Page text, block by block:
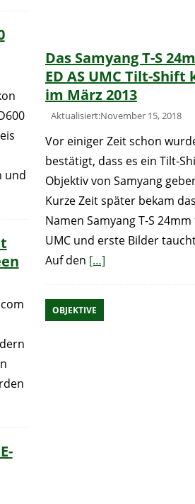
und
Das Samyang T-S
ED AS UMC Tilt-
im März 2013
Aktualisiert:November 15, 2018
Vor einiger Zeit schon
bestätigt, dass es ein Tilt-
Objektiv von Samyang
Kurze Zeit später bekam
Namen Samyang T-S 24mm
UMC und erste Bilder
Auf den […]
OBJEKTIVE